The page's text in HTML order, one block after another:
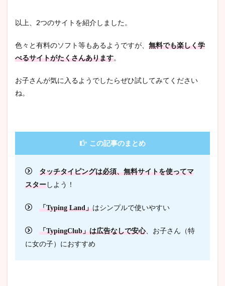
以上、2つのサイトを紹介しました。
色々と有料のソフト等もあるようですが、 無料でも楽しく学
べるサイトがたくさんあります。
お子さんが気に入るようでしたらぜひ試してみてください
ね。
この記事のまとめ
タッチタイピングは必須、無料サイトを使ってマ
スター しよう！
「Typing Land」 はシンプルで使いやすい
「TypingClub」は広告なしで安心、お子さん（特
に女の子）におすすめ